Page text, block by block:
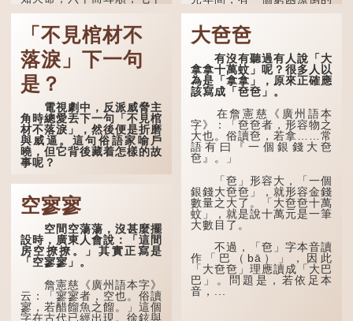
在古代，男子一般於二
十歲進行冠禮，冠禮完成後
便是成人，但由於未達壯
年，所以又稱「弱冠」。
《禮記·曲禮》明確記載：
「人生十年曰幼，學；二十
曰弱，冠；三十曰壯，有
室。」這說明三十歲在...
遇到一位呂姓道士，兩人暢
談甚歡。
言談間，盧姓書生感慨
自己雖貴為讀書人，但一直
未能考取功名，仍然貧困，
感到十分落泊。於是，道士
拿出一個青瓷枕頭，讓...
「不見棺材不
落淚」下一句
是？
電視劇中，反派威脅主
角時總愛丟下一句「不見棺
材不落淚」，然後便是折磨
與威逼。這句俗語家喻戶
曉，但它背後藏着怎樣的故
事呢？
「不見棺材不落淚」的
原句，有說法是「不見棺材
不下淚」或「不見親棺不下
淚」，出自明朝蘭陵笑笑生
所著的《金瓶梅詞話》第九
十八回。原意是指人未親眼
見到親人棺木，便不會真正
感到悲傷；後來引申為比喻
敗，便不肯罷休。
許多人對這上半句耳熟
能詳，但它其實還有下半句
空寥寥
空間空蕩蕩，沒甚麼擺
設時，廣東人會說：「這間
房空撩撩。」其實正寫是
「空寥寥」。
詹憲慈《廣州語本字》
云：「寥寥者，空也。俗讀
寥，若醋餾魚之餾。」這個
字在古代已經出現。徐鉉與
大夿夿
有沒有聽過有人說「大
拿拿十萬蚊」呢？很多人以
為是「拿拿」，原來正確應
該寫成「夿夿」。
在詹憲慈《廣州語本
字》：「夿夿者，形容物之
大也。俗讀夿，若拿……常
語有曰『一個銀錢大夿
夿』。」
「夿」形容大，「一個
銀錢大夿夿」，就形容金錢
數量之大了。「大夿夿十萬
蚊」，就是說十萬元是一筆
大數目了。
不過，「夿」字本音讀
作「巴（bā）」，因此
「大夿夿」理應讀成「大巴
巴」。問題是，若依足本
音，...